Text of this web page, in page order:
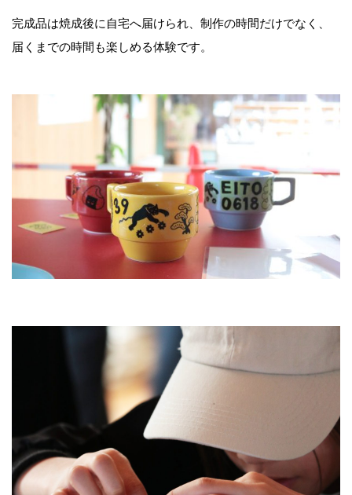
完成品は焼成後に自宅へ届けられ、制作の時間だけでなく、
届くまでの時間も楽しめる体験です。